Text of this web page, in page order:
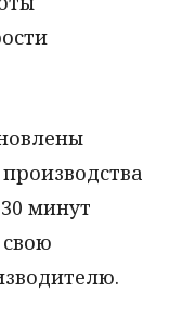
минут